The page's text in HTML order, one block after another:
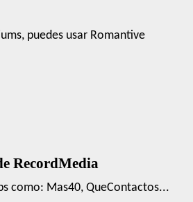
puedes usar Romantive
RecordMedia
como: Mas40, QueContactos...